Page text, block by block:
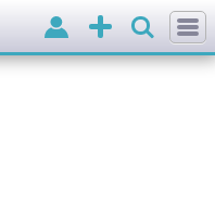
Добавить
объявление
Войти